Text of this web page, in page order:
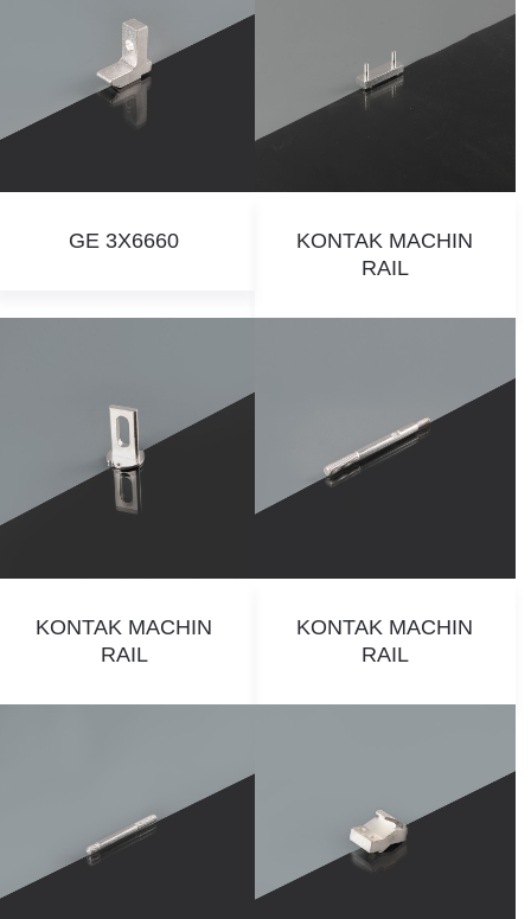
GE 3X6660
KONTAK MACHIN
RAIL
KONTAK MACHIN
RAIL
KONTAK MACHIN
RAIL